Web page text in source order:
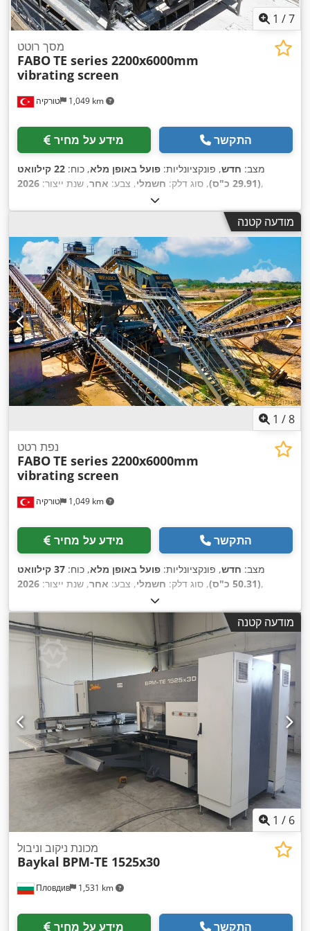
טמפרטורה:25 °C , סוג זרם כניסה:תלת פאזי, משך האחריות:12
חודשים, ציוד:מיכל דיזל נייד, תיעוד / מדריך
1 /7
טורקיה 1,049 km
מסך רוטט
FABOTE series 2200x6000mm
vibrating screen
מידע על מחיר התקשר
מצב: חדש, פונקציונליות: פועל באופן מלא, כוח:
22 קילוואט
(29.91 כ"ס)
, סוג דלק: חשמלי, צבע: אחר, שנת ייצור: 2026 ,
מודעה קטנה
1 /8
טורקיה 1,049 km
נפת רטט
FABOTE series 2200x6000mm
vibrating screen
מידע על מחיר התקשר
מצב: חדש, פונקציונליות: פועל באופן מלא, כוח:
37 קילוואט
(50.31 כ"ס)
, סוג דלק: חשמלי, צבע: אחר, שנת ייצור: 2026 ,
מודעה קטנה
1 / 6
Пловдив 1,531 km
מכונת ניקוב וניבול
Baykal BPM-TE 1525x30
מידע על מחיר התקשר